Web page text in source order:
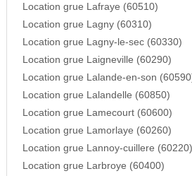
Location grue Lafraye (60510)
Location grue Lagny (60310)
Location grue Lagny-le-sec (60330)
Location grue Laigneville (60290)
Location grue Lalande-en-son
Location grue Lalandelle (60850)
Location grue Lamecourt (60600)
Location grue Lamorlaye (60260)
Location grue Lannoy-cuillere (60220)
Location grue Larbroye (60400)